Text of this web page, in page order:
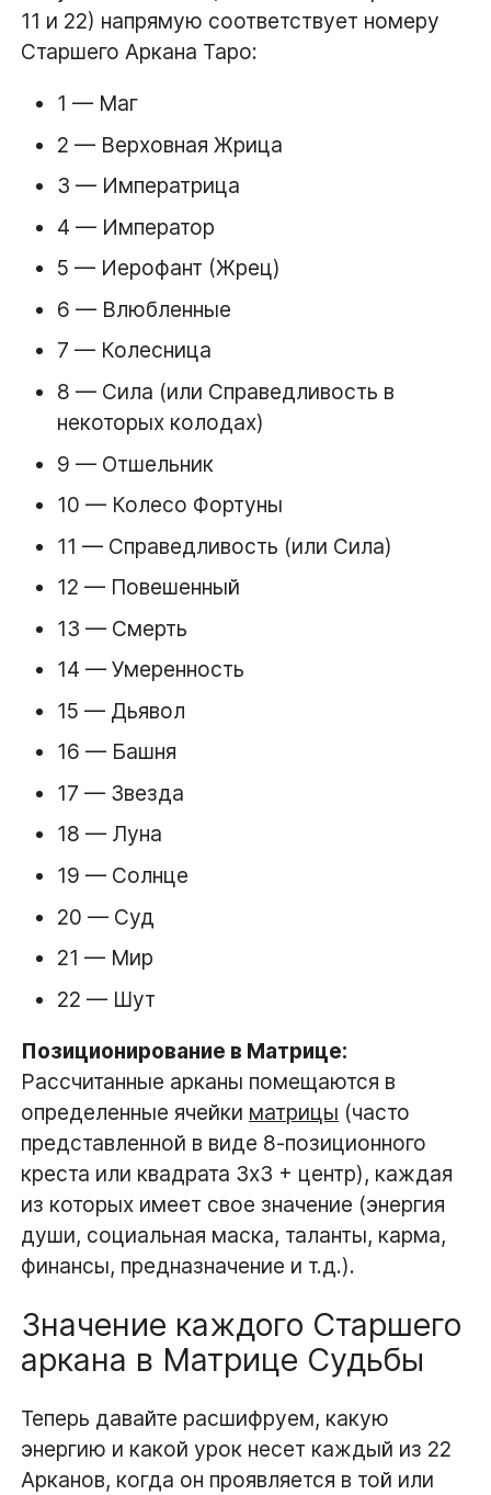
11 и 22) напрямую соответствует номеру
Старшего Аркана Таро:
1 — Маг
2 — Верховная Жрица
3 — Императрица
4 — Император
5 — Иерофант (Жрец)
6 — Влюбленные
7 — Колесница
8 — Сила (или Справедливость в
некоторых колодах)
9 — Отшельник
10 — Колесо Фортуны
11 — Справедливость (или Сила)
12 — Повешенный
13 — Смерть
14 — Умеренность
15 — Дьявол
16 — Башня
17 — Звезда
18 — Луна
19 — Солнце
20 — Суд
21 — Мир
22 — Шут
Позиционирование в Матрице:
Рассчитанные арканы помещаются в
определенные ячейки матрицы (часто
представленной в виде 8-позиционного
креста или квадрата 3х3 + центр), каждая
из которых имеет свое значение (энергия
души, социальная маска, таланты, карма,
финансы, предназначение и т.д.).
Значение каждого Старшего
аркана в Матрице Судьбы
Теперь давайте расшифруем, какую
энергию и какой урок несет каждый из 22
Арканов, когда он проявляется в той или